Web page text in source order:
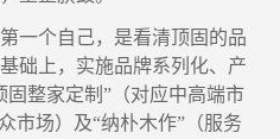
第一个自己 ， 是看清顶固 的品
础上 ， 实施品牌系列化、产
固整家定制” （对应中高端市
市场） 及“纳朴木作” （服务